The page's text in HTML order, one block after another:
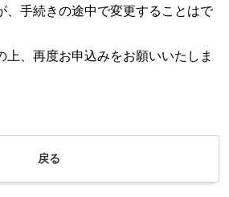
、手続きの途中で変更することはで
上、再度お申込みをお願いいたしま
戻る